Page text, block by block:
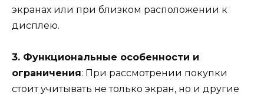
экранах или при близком расположении к
дисплею.
3. Функциональные особенности и
ограничения: При рассмотрении покупки
стоит учитывать не только экран, но и другие